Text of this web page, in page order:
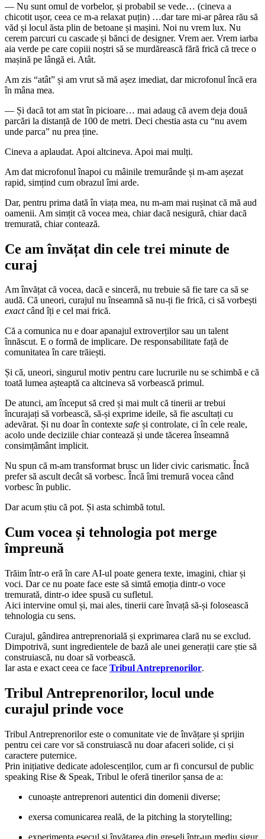
— Nu sunt omul de vorbelor, și probabil se vede… (cineva a
chicotit ușor, ceea ce m-a relaxat puțin) …dar tare mi-ar părea rău să
văd și locul ăsta plin de betoane și mașini. Noi nu vrem lux. Nu
cerem parcuri cu cascade și bănci de designer. Vrem aer. Vrem iarba
aia verde pe care copiii noștri să se murdărească fără frică că trece o
mașină pe lângă ei. Atât.
Am zis “atât” și am vrut să mă așez imediat, dar microfonul încă era
în mâna mea.
— Și dacă tot am stat în picioare… mai adaug că avem deja două
parcări la distanță de 100 de metri. Deci chestia asta cu “nu avem
unde parca” nu prea ține.
Cineva a aplaudat. Apoi altcineva. Apoi mai mulți.
Am dat microfonul înapoi cu mâinile tremurânde și m-am așezat
rapid, simțind cum obrazul îmi arde.
Dar, pentru prima dată în viața mea, nu m-am mai rușinat că mă aud
oamenii. Am simțit că vocea mea, chiar dacă nesigură, chiar dacă
tremurată, chiar contează.
Ce am învățat din cele trei minute de
curaj
Am învățat că vocea, dacă e sinceră, nu trebuie să fie tare ca să se
audă. Că uneori, curajul nu înseamnă să nu-ți fie frică, ci să vorbești
exactcând îți e cel mai frică.
Că a comunica nu e doar apanajul extroverților sau un talent
înnăscut. E o formă de implicare. De responsabilitate față de
comunitatea în care trăiești.
Și că, uneori, singurul motiv pentru care lucrurile nu se schimbă e că
toată lumea așteaptă ca altcineva să vorbească primul.
De atunci, am început să cred și mai mult că tinerii ar trebui
încurajați să vorbească, să-și exprime ideile, să fie ascultați cu
adevărat. Și nu doar în contexte safe și controlate, ci în cele reale,
acolo unde deciziile chiar contează și unde tăcerea înseamnă
consimțământ implicit.
Nu spun că m-am transformat brusc un lider civic carismatic. Încă
prefer să ascult decât să vorbesc. Încă îmi tremură vocea când
vorbesc în public.
Dar acum știu că pot. Și asta schimbă totul.
Cum vocea și tehnologia pot merge
împreună
Trăim într-o eră în care AI-ul poate genera texte, imagini, chiar și
voci. Dar ce nu poate face este să simtă emoția dintr-o voce
tremurată, dintr-o idee spusă cu sufletul.
Aici intervine omul și, mai ales, tinerii care învață să-și folosească
tehnologia cu sens.
Curajul, gândirea antreprenorială și exprimarea clară nu se exclud.
Dimpotrivă, sunt ingredientele de bază ale unei generații care știe să
construiască, nu doar să vorbească.
Iar asta e exact ceea ce face Tribul Antreprenorilor.
Tribul Antreprenorilor, locul unde
curajul prinde voce
Tribul Antreprenorilor este o comunitate vie de învățare și sprijin
pentru cei care vor să construiască nu doar afaceri solide, ci și
caractere puternice.
Prin inițiative dedicate adolescenților, cum ar fi concursul de public
speaking Rise & Speak, Tribul le oferă tinerilor șansa de a:
cunoaște antreprenori autentici din domenii diverse;
exersa comunicarea reală, de la pitching la storytelling;
experimenta eșecul și învățarea din greșeli într-un mediu sigur,